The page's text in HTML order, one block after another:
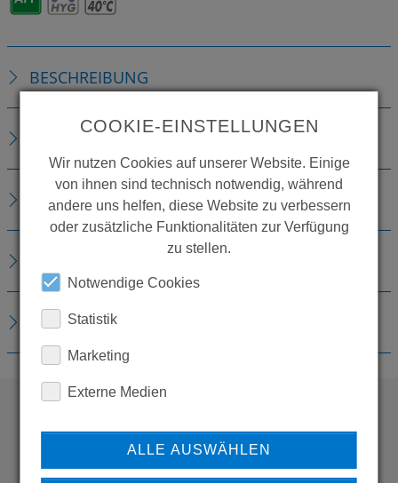
BESCHREIBUNG
TECHNISCHE DETAILS
ZUBEHÖR
DOWNLOADS
WOLLEN SIE MEHR
PRODUKTE SEHEN?
COOKIE-EINSTELLUNGEN
Wir nutzen Cookies auf unserer Website. Einige
von ihnen sind technisch notwendig, während
andere uns helfen, diese Website zu verbessern
oder zusätzliche Funktionalitäten zur Verfügung
zu stellen.
Notwendige Cookies
Statistik
Marketing
Externe Medien
ALLE AUSWÄHLEN